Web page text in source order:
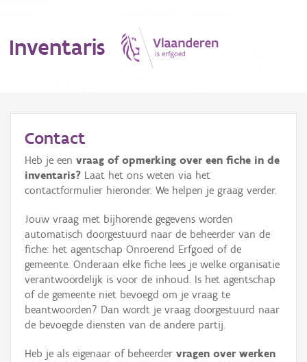
Inventaris
Erfgoedobject
Aanduidingsobject
Waarneming
Thema
Gebeurtenis
Persoon of collectief
Contact
Heb je een vraag of opmerking over een fiche in de
inventaris? Laat het ons weten via het
contactformulier hieronder. We helpen je graag verder.
Jouw vraag met bijhorende gegevens worden
automatisch doorgestuurd naar de beheerder van de
fiche: het agentschap Onroerend Erfgoed of de
gemeente. Onderaan elke fiche lees je welke organisatie
verantwoordelijk is voor de inhoud. Is het agentschap
of de gemeente niet bevoegd om je vraag te
beantwoorden? Dan wordt je vraag doorgestuurd naar
de bevoegde diensten van de andere partij.
Heb je als eigenaar of beheerder vragen over werken